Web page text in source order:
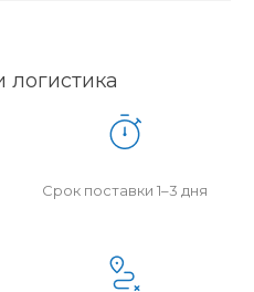
логистика
Срок поставки 1–3 дня